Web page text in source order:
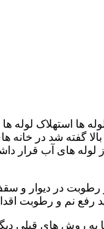
استهلاک لوله
گفته شد در
لوله های آب قرار
رطوبت در دیوار و
نم و رطوبت
به روش های قبلی